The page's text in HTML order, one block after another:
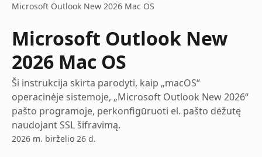
Microsoft Outlook New 2026 Mac OS
Microsoft Outlook New
2026 Mac OS
Ši instrukcija skirta parodyti, kaip „macOS“
operacinėje sistemoje, „Microsoft Outlook New 2026“
pašto programoje, perkonfigūruoti el. pašto dėžutę
naudojant SSL šifravimą.
2026 m. birželio 26 d.